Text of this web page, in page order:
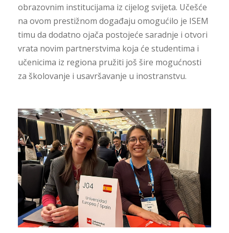
obrazovnim institucijama iz cijelog svijeta. Učešće
na ovom prestižnom događaju omogućilo je ISEM
timu da dodatno ojača postojeće saradnje i otvori
vrata novim partnerstvima koja će studentima i
učenicima iz regiona pružiti još šire mogućnosti
za školovanje i usavršavanje u inostranstvu.